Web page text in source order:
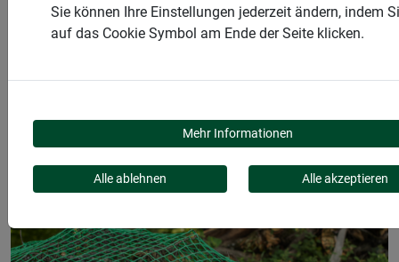
PRODUKTE
Sie können Ihre Einstellungen jederzeit ändern, indem
auf das Cookie Symbol am Ende der Seite klicken.
Mehr Informationen
Alle ablehnen Alle akzeptieren